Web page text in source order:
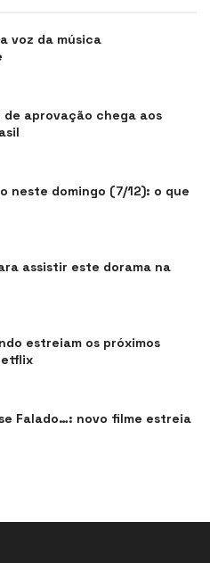
voz da música
de aprovação chega aos
neste domingo (7/12): o que
assistir este dorama na
estreiam os próximos
Falado…: novo filme estreia